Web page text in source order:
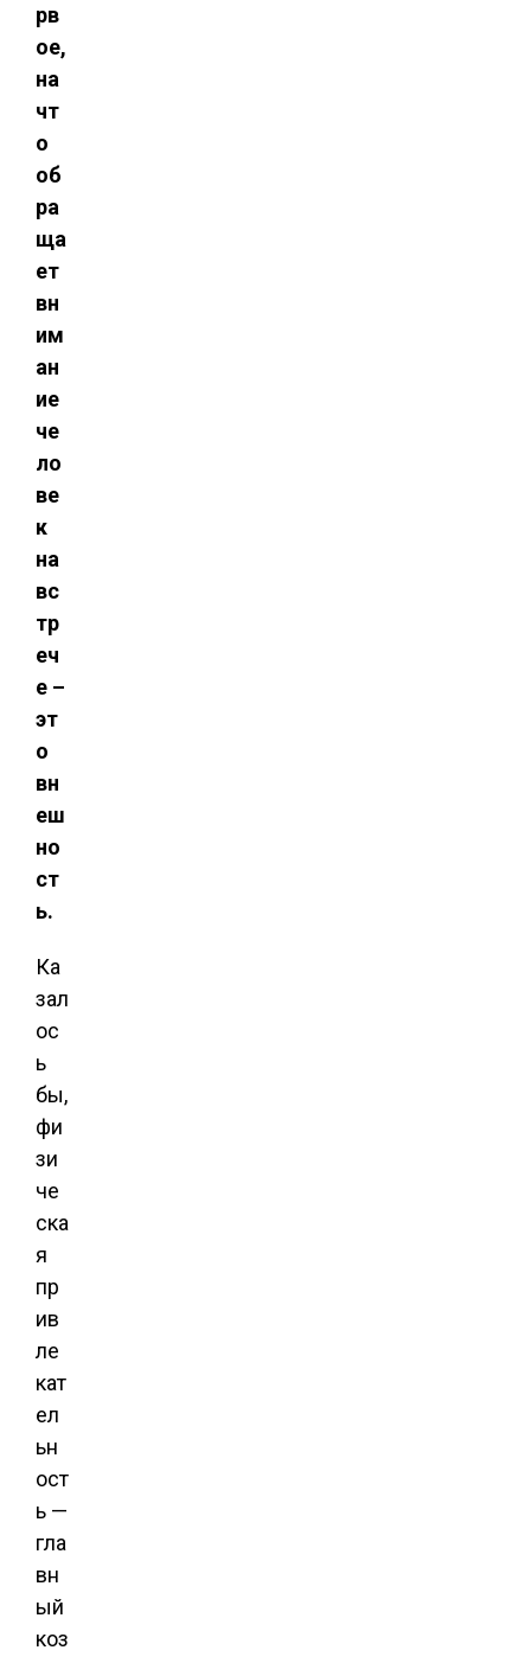
рв
ое,
на
чт
о
об
ра
ща
ет
вн
им
ан
ие
че
ло
ве
к
на
вс
тр
еч
е –
эт
о
вн
еш
но
ст
ь.
Ка
зал
ос
ь
бы,
фи
зи
че
ска
я
пр
ив
ле
кат
ел
ьн
ост
ь —
гла
вн
ый
коз